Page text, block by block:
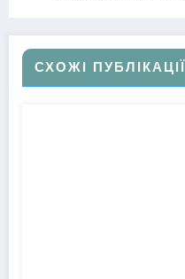
СХОЖІ ПУБЛІКАЦІЇ